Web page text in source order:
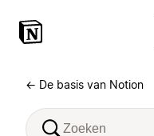
← De basis van Notion